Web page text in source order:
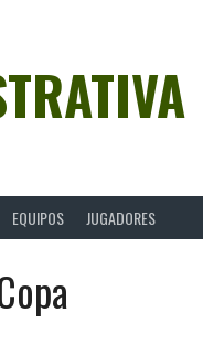
EQUIPOS JUGADORES